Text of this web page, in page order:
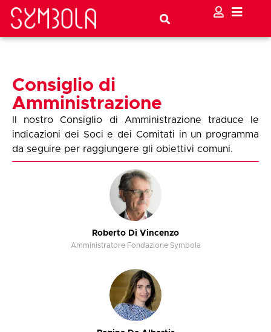
Consiglio di
Amministrazione
Il nostro Consiglio di Amministrazione traduce le
indicazioni dei Soci e dei Comitati in un programma
da seguire per raggiungere gli obiettivi comuni.
Roberto Di Vincenzo
Amministratore Fondazione Symbola